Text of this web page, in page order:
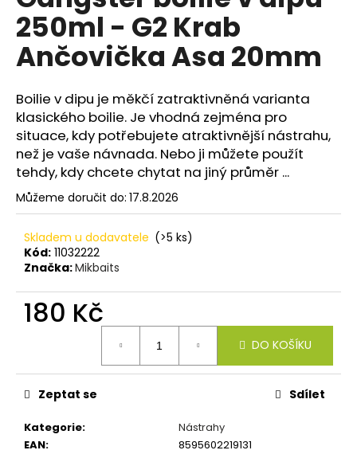
0,0
z
hvězdiček.
250ml - G2 Krab
Ančovička Asa 20mm
Boilie v dipu je měkčí zatraktivněná varianta
klasického boilie. Je vhodná zejména pro
situace, kdy potřebujete atraktivnější nástrahu,
než je vaše návnada. Nebo ji můžete použít
tehdy, kdy chcete chytat na jiný průměr ...
Můžeme doručit do: 17.8.2026
Skladem u dodavatele (>5 ks)
Kód: 11032222
Značka:Mikbaits
180 Kč
DO KOŠÍKU
Kategorie:
Nástrahy
EAN: 8595602219131
Zeptat se Sdílet
a
j
í
?
HLEDAT
D
o
p
o
u
m
e